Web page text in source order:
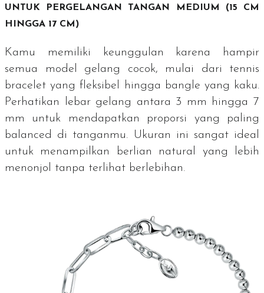
UNTUK PERGELANGAN TANGAN MEDIUM
(15 CM
HINGGA 17 CM)
Kamu memiliki keunggulan karena hampir
semua model gelang cocok, mulai dari tennis
bracelet yang fleksibel hingga bangle yang kaku.
Perhatikan lebar gelang antara 3 mm hingga 7
mm untuk mendapatkan proporsi yang paling
balanced
di tanganmu. Ukuran ini sangat ideal
untuk menampilkan berlian natural
yang lebih
menonjol tanpa terlihat berlebihan.